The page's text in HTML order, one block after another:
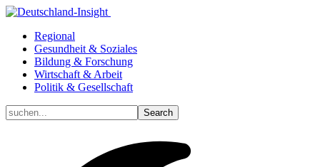
Regional
Gesundheit & Soziales
Bildung & Forschung
Wirtschaft & Arbeit
Politik & Gesellschaft